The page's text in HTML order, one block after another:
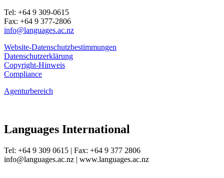
Tel: +64 9 309-0615
Fax: +64 9 377-2806
info@languages.ac.nz
Website-Datenschutz­bestimmungen
Datenschutzerklärung
Copyright-Hinweis
Compliance
Agenturbereich
Languages International
Tel: +64 9 309 0615 | Fax: +64 9 377 2806
info@languages.ac.nz | www.languages.ac.nz